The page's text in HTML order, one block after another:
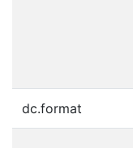
dc.format